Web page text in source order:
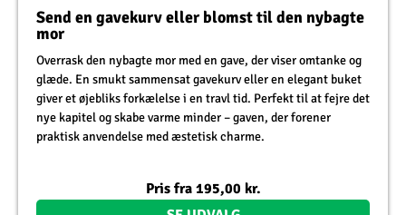
Send en gavekurv eller blomst til den nybagte
mor
Overrask den nybagte mor med en gave, der viser omtanke og
glæde. En smukt sammensat gavekurv eller en elegant buket
giver et øjebliks forkælelse i en travl tid. Perfekt til at fejre det
nye kapitel og skabe varme minder – gaven, der forener
praktisk anvendelse med æstetisk charme.
Pris fra 195,00 kr.